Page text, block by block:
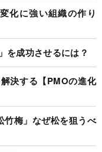
化に強い組織の作り
を成功させるには？
決する【PMOの進化
竹梅」なぜ松を狙うべ